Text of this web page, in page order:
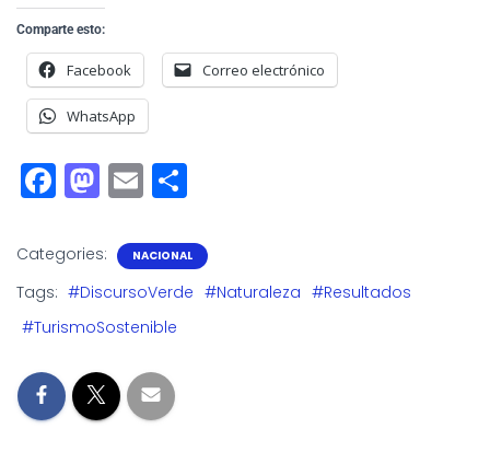
Comparte esto:
Facebook Correo electrónico
WhatsApp
F
c
e
b
o
k
M
st
o
d
n
E
ai
l
a
r
Categories: NACIONAL
Tags: #DiscursoVerde #Naturaleza #Resultados
#TurismoSostenible